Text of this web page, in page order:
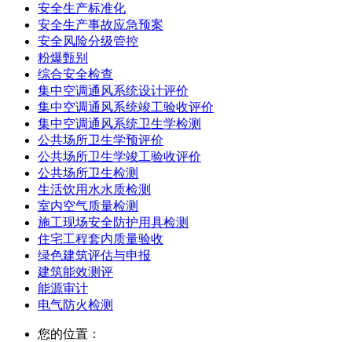
安全生产标准化
安全生产事故应急预案
安全风险分级管控
粉爆甄别
综合安全检查
集中空调通风系统设计评价
集中空调通风系统竣工验收评价
集中空调通风系统卫生学检测
公共场所卫生学预评价
公共场所卫生学竣工验收评价
公共场所卫生检测
生活饮用水水质检测
室内空气质量检测
施工现场安全防护用具检测
住宅工程套内质量验收
绿色建筑评估与申报
建筑能效测评
能源审计
电气防火检测
您的位置：